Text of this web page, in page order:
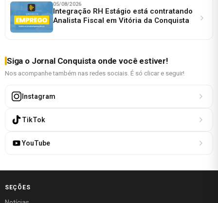
05/08/2026
Integração RH Estágio está contratando
Analista Fiscal em Vitória da Conquista
Siga o Jornal Conquista onde você estiver!
Nos acompanhe também nas redes sociais. É só clicar e seguir!
Instagram
TikTok
YouTube
SEÇÕES